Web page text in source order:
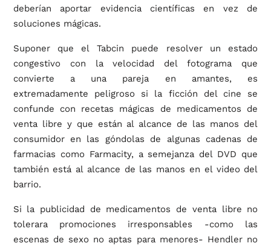
deberían aportar evidencia científicas en vez de
soluciones mágicas.
Suponer que el Tabcin puede resolver un estado
congestivo con la velocidad del fotograma que
convierte a una pareja en amantes, es
extremadamente peligroso si la ficción del cine se
confunde con recetas mágicas de medicamentos de
venta libre y que están al alcance de las manos del
consumidor en las góndolas de algunas cadenas de
farmacias como Farmacity, a semejanza del DVD que
también está al alcance de las manos en el video del
barrio.
Si la publicidad de medicamentos de venta libre no
tolerara promociones irresponsables -como las
escenas de sexo no aptas para menores- Hendler no